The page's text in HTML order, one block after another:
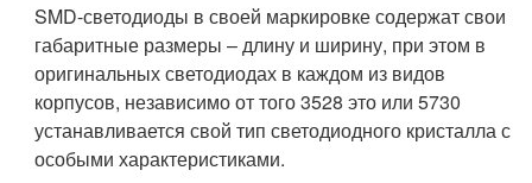
SMD-светодиоды в своей маркировке содержат свои
габаритные размеры – длину и ширину, при этом в
оригинальных светодиодах в каждом из видов
корпусов, независимо от того 3528 это или 5730
устанавливается свой тип светодиодного кристалла с
особыми характеристиками.